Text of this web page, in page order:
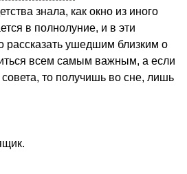
знала, как окно из иного
в полнолуние, и в эти
ушедшим близким о
всем самым важным, а если
то получишь во сне, лишь